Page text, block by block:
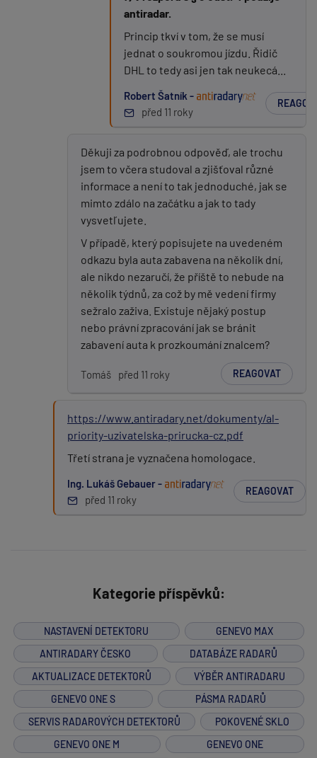
antiradar.
Princip tkví v tom, že se musí
jednat o soukromou jízdu. Řidič
DHL to tedy asi jen tak neukecá...
Robert Šatník -
před 11 roky
Děkuji za podrobnou odpověď, ale trochu
jsem to včera studoval a zjišťoval různé
informace a není to tak jednoduché, jak se
mimto zdálo na začátku a jak to tady
vysvetľujete.
V případě, který popisujete na uvedeném
odkazu byla auta zabavena na několik dní,
ale nikdo nezaručí, že příště to nebude na
několik týdnů, za což by mě vedení firmy
sežralo zaživa. Existuje nějaký postup
nebo právní zpracování jak se bránit
zabavení auta k prozkoumání znalcem?
Tomáš před 11 roky REAGOVAT
https://www.antiradary.net/dokumenty/al-
priority-uzivatelska-prirucka-cz.pdf
Třetí strana je vyznačena homologace.
Ing. Lukáš Gebauer -
před 11 roky
REAGOVAT
Kategorie příspěvků:
NASTAVENÍ DETEKTORU
GENEVO MAX
ANTIRADARY ČESKO
DATABÁZE RADARŮ
AKTUALIZACE DETEKTORŮ
VÝBĚR ANTIRADARU
GENEVO ONE S
PÁSMA RADARŮ
SERVIS RADAROVÝCH DETEKTORŮ
POKOVENÉ SKLO
GENEVO ONE M
GENEVO ONE